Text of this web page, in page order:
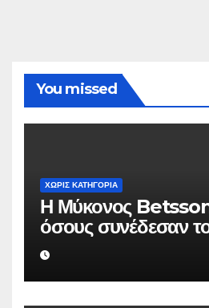
You missed
ΧΩΡΊΣ ΚΑΤΗΓΟΡΊΑ
Η Μύκονος Betsson
όσους συνέδεσαν
με την ιστορική